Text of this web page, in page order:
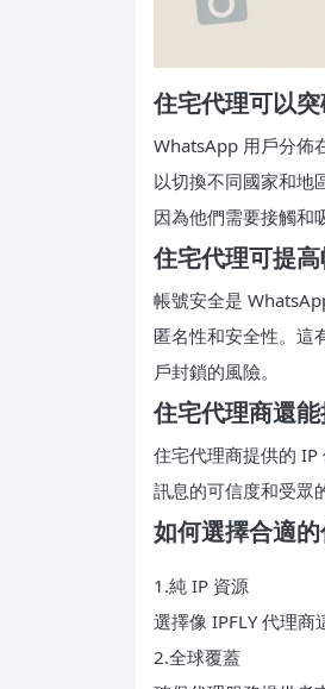
住宅代理可以
WhatsApp 用戶分佈
以切換不同國家和地
因為他們需要接觸和
住宅代理可提
帳號安全是
匿名性和安全性。這
戶封鎖的風險。
住宅代理商還
住宅代理商提供的
訊息的可信度和受眾
如何選擇合適
1.純 IP 資源
選擇像 IPFLY 代理商
2.全球覆蓋